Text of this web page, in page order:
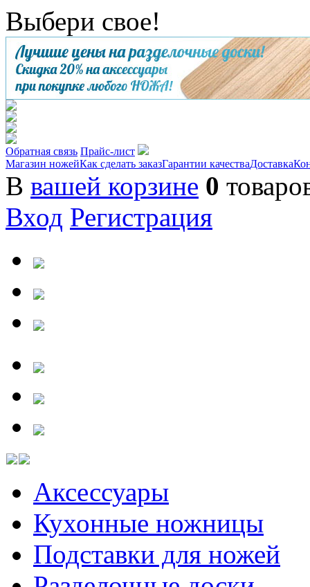
Выбери свое!
Обратная связь Прайс-лист
Магазин ножейКак сделать заказГарантии качестваДоставка
В вашей корзине 0
Вход Регистрация
Аксессуары
Кухонные ножницы
Подставки для ножей